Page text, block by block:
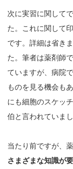
次に実習に関して
た。これに関して
です。詳細は省き
た。筆者は薬剤師
ていますが、病院
ものを見る機会も
にも細胞のスケッ
伯と言われていま
当たり前ですが、
さまざまな知識が